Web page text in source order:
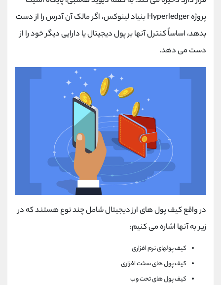
پروژه Hyperledger بنیاد لینوکس، اگر مالک آن آدرس را از دست
بدهد، اساساً کنترل آنها بر پول دیجیتال یا دارایی دیگر خود را از
دست می دهد.
در واقع کیف پول های ارز دیجیتال شامل چند نوع هستند که در
زیر به آنها اشاره می کنیم:
کیف پولهای نرم افزاری
کیف پول های سخت افزاری
کیف پول های تحت وب